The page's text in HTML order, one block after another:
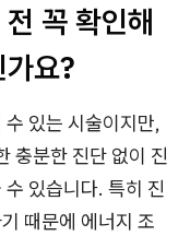
꼭 확인해
요?
있는 시술이지만,
충분한 진단 없이 진
있습니다. 특히 진
때문에 에너지 조